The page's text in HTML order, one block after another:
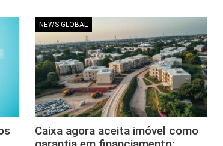
NEWS GLOBAL
Caixa agora aceita imóvel como